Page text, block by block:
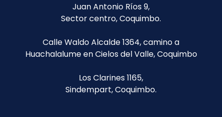
Juan Antonio Ríos 9,
Sector centro, Coquimbo.
Calle Waldo Alcalde 1364, camino a
Huachalalume en Cielos del Valle, Coquimbo
Los Clarines 1165,
Sindempart, Coquimbo.